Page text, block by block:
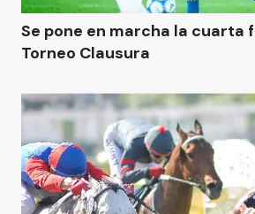
Se pone en marcha la cuarta
Torneo Clausura